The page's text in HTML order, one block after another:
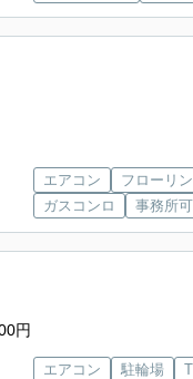
エアコン フローリ
ガスコンロ
事務所可
円
エアコン 駐輪場